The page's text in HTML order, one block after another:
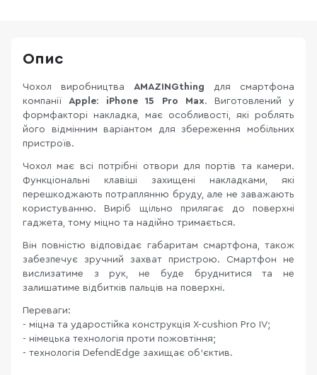
Опис
Чохол виробництва AMAZINGthing для смартфона
компаніїApple: iPhone 15 Pro Max. Виготовлений у
формфакторі накладка, має особливості, які роблять
його відмінним варіантом для збереження мобільних
пристроїв.
Чохол має всі потрібні отвори для портів та камери.
Функціональні клавіші захищені накладками, які
перешкоджають потраплянню бруду, але не заважають
користуванню. Виріб щільно прилягає до поверхні
гаджета, тому міцно та надійно тримається.
Він повністю відповідає габаритам смартфона, також
забезпечує зручний захват пристрою. Смартфон не
вислизатиме з рук, не буде бруднитися та не
залишатиме відбитків пальців на поверхні.
Переваги:
- міцна та ударостійка конструкція X-cushion Pro IV;
- німецька технологія проти пожовтіння;
- технологія DefendEdge захищає об'єктив.